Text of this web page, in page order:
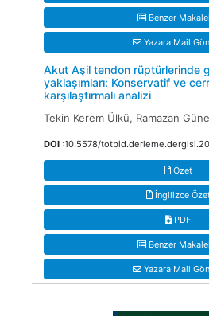
Benzer
Yazara Mail
Akut Aşil tendon rüptürlerinde
yaklaşımları: Konservatif ve
karşılaştırmalı analizi
Tekin Kerem Ülkü, Ramazan
DOI :10.5578/
Özet
İngilizce
PDF
Benzer
Yazara Mail